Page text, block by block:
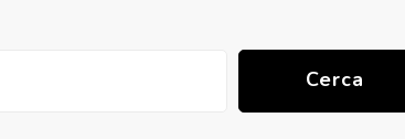
Cerca